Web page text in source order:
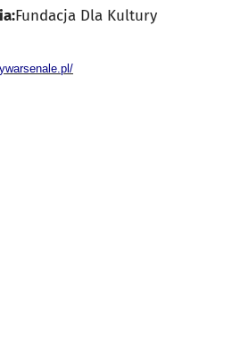
Fundacja Dla Kultury